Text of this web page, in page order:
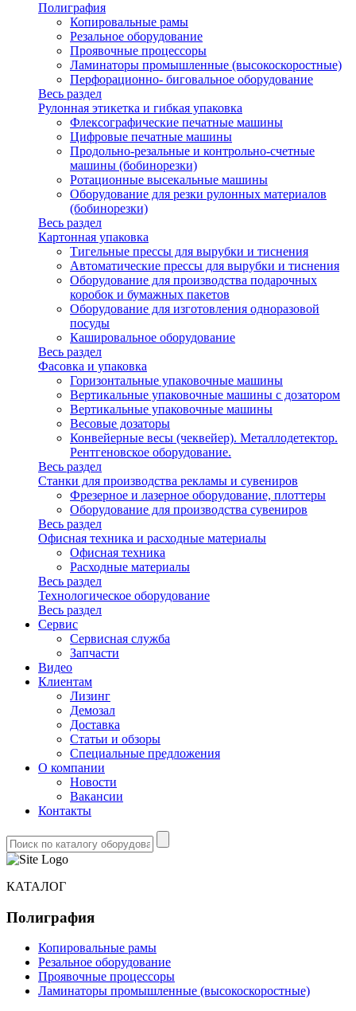
Полиграфия
Копировальные рамы
Резальное оборудование
Проявочные процессоры
Ламинаторы промышленные (высокоскоростные)
Перфорационно- биговальное оборудование
Весь раздел
Рулонная этикетка и гибкая упаковка
Флексографические печатные машины
Цифровые печатные машины
Продольно-резальные и контрольно-счетные
машины (бобинорезки)
Ротационные высекальные машины
Оборудование для резки рулонных материалов
(бобинорезки)
Весь раздел
Картонная упаковка
Тигельные прессы для вырубки и тиснения
Автоматические прессы для вырубки и тиснения
Оборудование для производства подарочных
коробок и бумажных пакетов
Оборудование для изготовления одноразовой
посуды
Кашировальное оборудование
Весь раздел
Фасовка и упаковка
Горизонтальные упаковочные машины
Вертикальные упаковочные машины с дозатором
Вертикальные упаковочные машины
Весовые дозаторы
Конвейерные весы (чеквейер). Металлодетектор.
Рентгеновское оборудование.
Весь раздел
Станки для производства рекламы и сувениров
Фрезерное и лазерное оборудование, плоттеры
Оборудование для производства сувениров
Весь раздел
Офисная техника и расходные материалы
Офисная техника
Расходные материалы
Весь раздел
Технологическое оборудование
Весь раздел
Сервис
Сервисная служба
Запчасти
Видео
Клиентам
Лизинг
Демозал
Доставка
Статьи и обзоры
Специальные предложения
О компании
Новости
Вакансии
Контакты
КАТАЛОГ
Полиграфия
Копировальные рамы
Резальное оборудование
Проявочные процессоры
Ламинаторы промышленные (высокоскоростные)